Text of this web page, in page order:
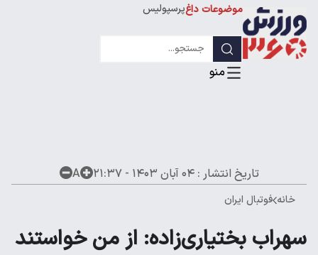
موضوعات داغپرسپولیس
لیگ قهرمانان
تاریخ انتشار :۰۴ آبان ۱۴۰۳ - ۲۱:۳۷ A
خانه فوتبال ایران
سهراب بختیاری‌زاده: از من خواستند